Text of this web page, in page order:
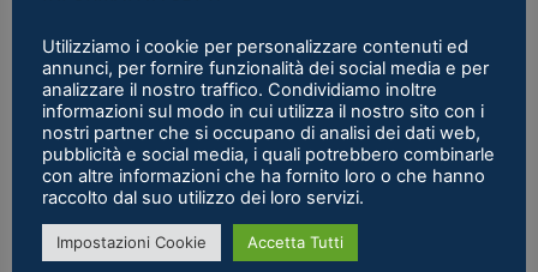
Sempre sul pezzo ottimo articolo !! GRAZIE.
Pimax Super Micro-OLED: il modulo definitivo per chi vuole il
massimo·5 March 2026
Stefano Emilio Marcon
Visto cosa sta' preparando Pico sia lato hardware
che lato software dico chip dedicati. Aspetto di vedere
Utilizziamo i cookie per personalizzare contenuti ed
annunci, per fornire funzionalità dei social media e per
analizzare il nostro traffico. Condividiamo inoltre
informazioni sul modo in cui utilizza il nostro sito con i
nostri partner che si occupano di analisi dei dati web,
pubblicità e social media, i quali potrebbero combinarle
con altre informazioni che ha fornito loro o che hanno
raccolto dal suo utilizzo dei loro servizi.
Impostazioni Cookie Accetta Tutti